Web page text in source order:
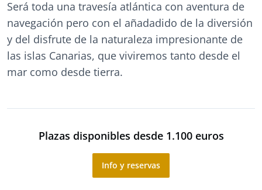
Será toda una travesía atlántica con aventura de
navegación pero con el añadadido de la diversión
y del disfrute de la naturaleza impresionante de
las islas Canarias, que viviremos tanto desde el
mar como desde tierra.
Plazas disponibles desde 1.100 euros
Info y reservas